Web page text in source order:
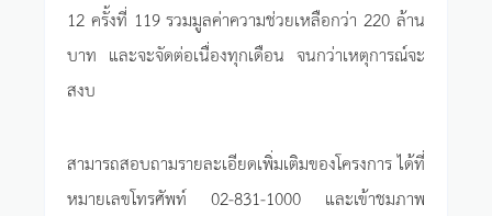
12 ครั้งที่ 119 รวมมูลค่าความช่วยเหลือกว่า 220 ล้าน
บาท และจะจัดต่อเนื่องทุกเดือน จนกว่าเหตุการณ์จะ
สงบ
สามารถสอบถามรายละเอียดเพิ่มเติมของโครงการ ได้ที่
หมายเลขโทรศัพท์ 02-831-1000 และเข้าชมภาพ